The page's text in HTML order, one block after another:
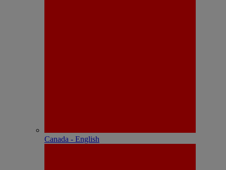
Canada - English